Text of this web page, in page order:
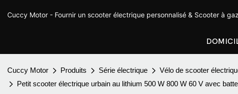
Cuccy Motor - Fournir un scooter électrique personnalisé & Scooter à
Cuccy Motor Produits Série électrique Vélo de scooter
Petit scooter électrique urbain au lithium 500 W 800 W 60 V avec